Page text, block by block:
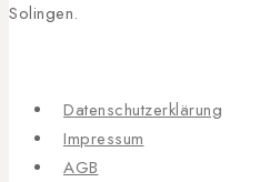
Solingen.
Datenschutzerklärung
Impressum
AGB